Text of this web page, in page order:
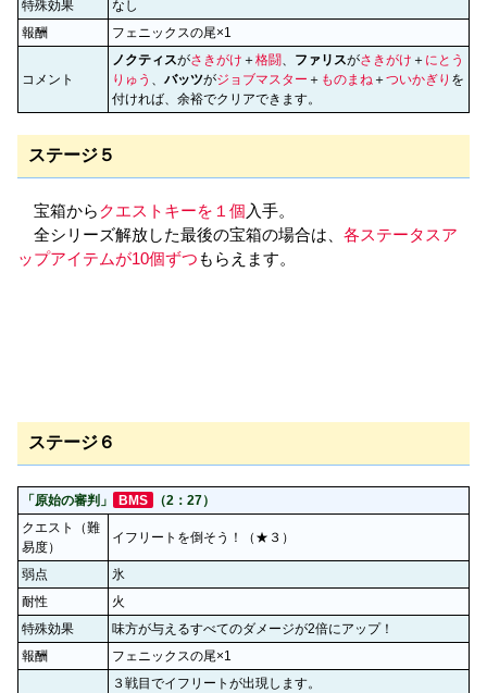
特殊効果
なし
報酬
フェニックスの尾×1
コメント
ノクティスがさきがけ ＋格闘、 ファリスがさきがけ ＋ にとう
りゅう 、 バッツがジョブマスター ＋ ものまね ＋ついかぎり を
付ければ、余裕でクリアできます。
ステージ５
宝箱からクエストキーを１個 入手。
全シリーズ解放した最後の宝箱の場合は、 各ステータスア
ップアイテムが10個ずつもらえます。
ステージ６
「原始の審判」 BMS
（2：27）
クエスト（難
易度）
イフリートを倒そう！（★３）
弱点
氷
耐性
火
特殊効果
味方が与えるすべてのダメージが2倍にアップ！
報酬
フェニックスの尾×1
３戦目でイフリートが出現します。